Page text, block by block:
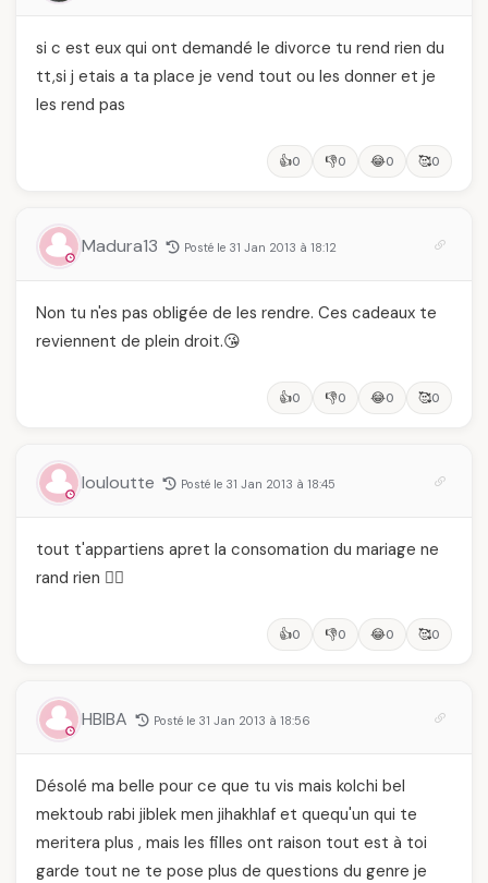
si c est eux qui ont demandé le divorce tu rend rien du
tt,si j etais a ta place je vend tout ou les donner et je
les rend pas
👍0 👎0 😂0 🥰0
Madura13 Posté le 31 Jan 2013 à 18:12
Non tu n'es pas obligée de les rendre. Ces cadeaux te
reviennent de plein droit.😘
👍0 👎0 😂0 🥰0
louloutte Posté le 31 Jan 2013 à 18:45
tout t'appartiens apret la consomation du mariage ne
rand rien 🙅‍♂️
👍0 👎0 😂0 🥰0
HBIBA Posté le 31 Jan 2013 à 18:56
Désolé ma belle pour ce que tu vis mais kolchi bel
mektoub rabi jiblek men jihakhlaf et quequ'un qui te
meritera plus , mais les filles ont raison tout est à toi
garde tout ne te pose plus de questions du genre je